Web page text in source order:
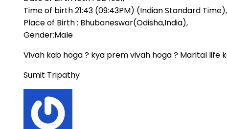
Time of birth 21:43 (09:43PM) (Indian Standard Time),
Place of Birth : Bhubaneswar(Odisha,India),
Gender:Male
Vivah kab hoga ? kya prem vivah hoga ? Marital life
Sumit Tripathy